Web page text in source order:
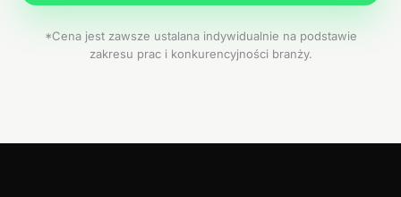
*Cena jest zawsze ustalana indywidualnie na podstawie
zakresu prac i konkurencyjności branży.